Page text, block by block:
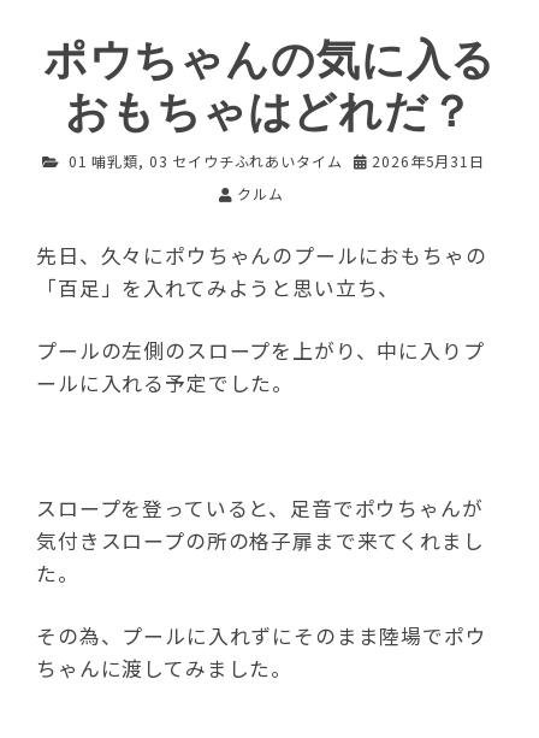
ポウちゃんの気に入る
おもちゃはどれだ？
01 哺乳類, 03 セイウチふれあいタイム
2026年5月31日
クルム
先日、久々にポウちゃんのプールにおもちゃの
「百足」を入れてみようと思い立ち、
プールの左側のスロープを上がり、中に入りプ
ールに入れる予定でした。
スロープを登っていると、足音でポウちゃんが
気付きスロープの所の格子扉まで来てくれまし
た。
その為、プールに入れずにそのまま陸場でポウ
ちゃんに渡してみました。